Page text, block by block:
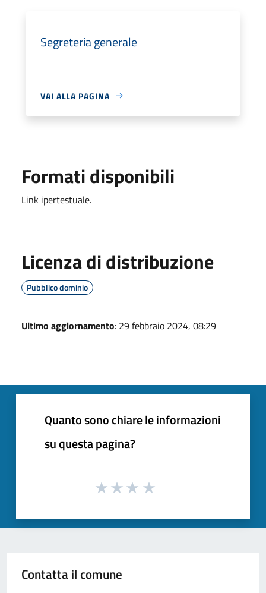
Segreteria generale
VAI ALLA PAGINA
Formati disponibili
Link ipertestuale.
Licenza di distribuzione
Pubblico dominio
Ultimo aggiornamento: 29 febbraio 2024, 08:29
Quanto sono chiare le informazioni
su questa pagina?
Contatta il comune